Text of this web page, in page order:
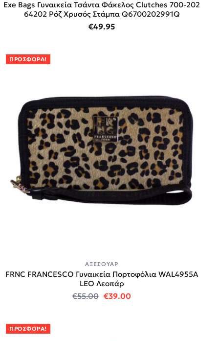
Exe Bags Γυναικεία Τσάντα Φάκελος Clutches 700-202
64202 Ρόζ Χρυσός Στάμπα Q6700202991Q
€49.95
ΠΡΟΣΦΟΡΆ!
ΑΞΕΣΟΥΆΡ
FRNC FRANCESCO Γυναικεία Πορτοφόλια WAL4955A
LEO Λεοπάρ
€55.00 Original price was: €55.00.
€39.00Η τρέχουσα τιμή
ΠΡΟΣΦΟΡΆ!